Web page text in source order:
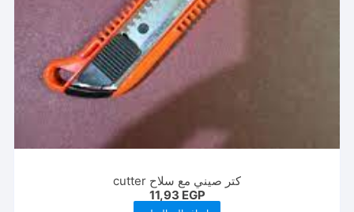
كتر صيني مع سلاح cutter
11,93 EGP